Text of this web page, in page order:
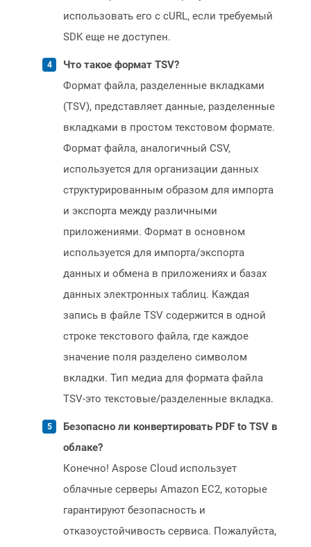
использовать его с cURL, если требуемый
SDK еще не доступен.
Что такое формат TSV?
Формат файла, разделенные вкладками
(TSV), представляет данные, разделенные
вкладками в простом текстовом формате.
Формат файла, аналогичный CSV,
используется для организации данных
структурированным образом для импорта
и экспорта между различными
приложениями. Формат в основном
используется для импорта/экспорта
данных и обмена в приложениях и базах
данных электронных таблиц. Каждая
запись в файле TSV содержится в одной
строке текстового файла, где каждое
значение поля разделено символом
вкладки. Тип медиа для формата файла
TSV-это текстовые/разделенные вкладка.
Безопасно ли конвертировать PDF to TSV в
облаке?
Конечно! Aspose Cloud использует
облачные серверы Amazon EC2, которые
гарантируют безопасность и
отказоустойчивость сервиса. Пожалуйста,